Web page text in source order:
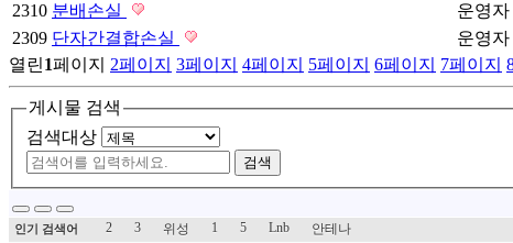
2310 분배손실 운영자
2309 단자간결합손실 운영자
열린1페이지 2페이지 3페이지 4페이지 5페이지 6페이지 7페이지
게시물 검색
검색대상
검색
인기 검색어 2 3 위성 1 5 Lnb 안테나